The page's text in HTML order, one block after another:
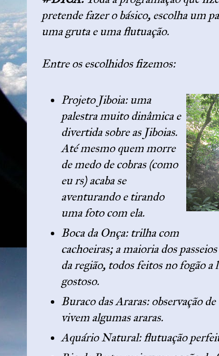
pretende fazer o básico, escolha um
uma gruta e uma flutuação.
Entre os escolhidos fizemos:
Projeto Jiboia: uma
palestra muito dinâmica e
divertida sobre as Jiboias.
Até mesmo quem morre
de medo de cobras (como
eu rs) acaba se
aventurando e tirando
uma foto com ela.
Boca da Onça: trilha com
cachoeiras; a maioria dos
da região, todos feitos no fogão a
gostoso.
Buraco das Araras: observação
vivem algumas araras.
Aquário Natural: flutuação